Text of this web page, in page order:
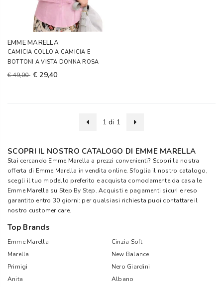
EMME MARELLA
CAMICIA COLLO A CAMICIA E
BOTTONI A VISTA DONNA ROSA
€ 49,00 € 29,40
1 di 1
SCOPRI IL NOSTRO CATALOGO DI EMME MARELLA
Stai cercando Emme Marella a prezzi convenienti? Scopri la nostra
offerta di Emme Marella in vendita online. Sfoglia il nostro catalogo,
scegli il tuo modello preferito e acquista comodamente da casa le
Emme Marella su Step By Step. Acquisti e pagamenti sicuri e reso
garantito entro 30 giorni: per qualsiasi richiesta puoi contattare il
nostro customer care.
Top Brands
Emme Marella
Cinzia Soft
Marella
New Balance
Primigi
Nero Giardini
Anita
Albano